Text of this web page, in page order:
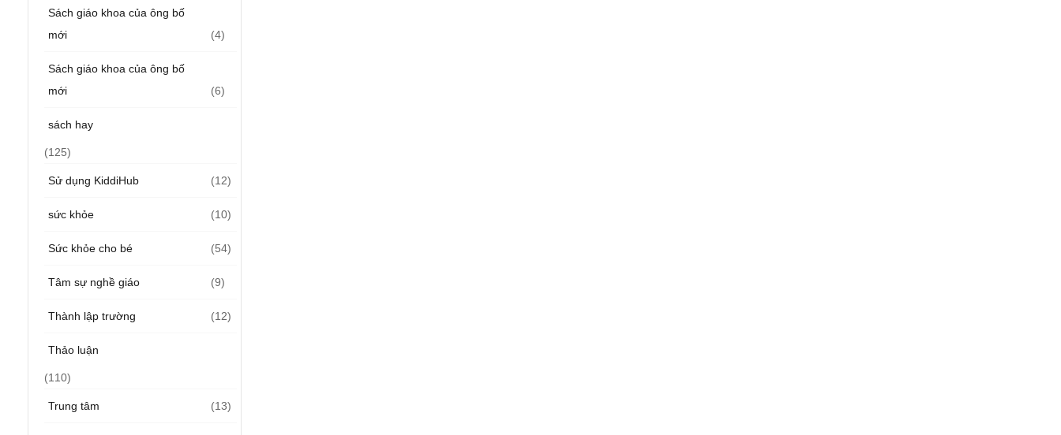
Sách giáo khoa của ông bố
mới
(4)
Sách giáo khoa của ông bố
mới
(6)
sách hay
(125)
Sử dụng KiddiHub (12)
sức khỏe (10)
Sức khỏe cho bé (54)
Tâm sự nghề giáo (9)
Thành lập trường (12)
Thảo luận
(110)
Trung tâm (13)